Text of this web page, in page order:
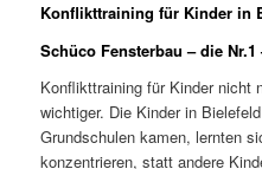
Konflikttraining für Kinder in
Schüco Fensterbau – die
Konflikttraining für Kinder nicht
wichtiger. Die Kinder in
Grundschulen kamen, lernten
konzentrieren, statt andere